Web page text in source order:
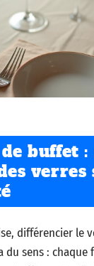
buffet
verres
différencier le
du sens : chaque